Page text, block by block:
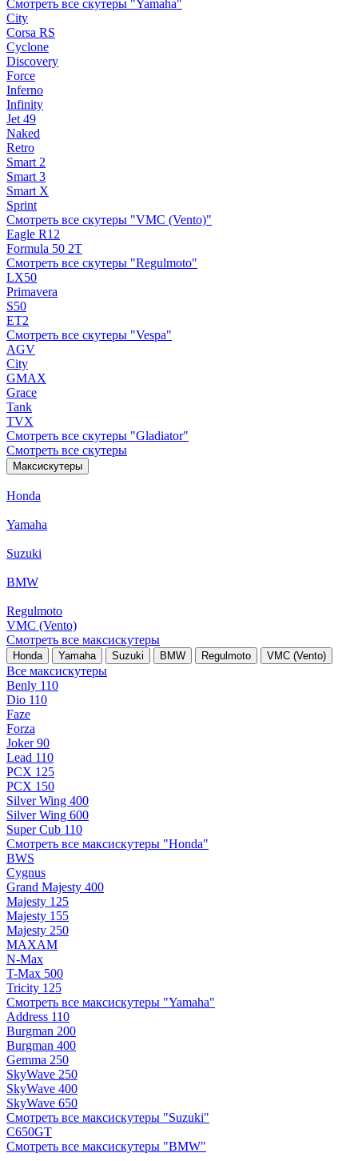
Смотреть все скутеры "Yamaha"
City
Corsa RS
Cyclone
Discovery
Force
Inferno
Infinity
Jet 49
Naked
Retro
Smart 2
Smart 3
Smart X
Sprint
Смотреть все скутеры "VMC (Vento)"
Eagle R12
Formula 50 2Т
Смотреть все скутеры "Regulmoto"
LX50
Primavera
S50
ET2
Смотреть все скутеры "Vespa"
AGV
City
GMAX
Grace
Tank
TVX
Смотреть все скутеры "Gladiator"
Смотреть все скутеры
Максискутеры
Honda
Yamaha
Suzuki
BMW
Regulmoto
VMC (Vento)
Смотреть все максискутеры
Honda Yamaha Suzuki BMW Regulmoto VMC (Vento)
Все максискутеры
Benly 110
Dio 110
Faze
Forza
Joker 90
Lead 110
PCX 125
PCX 150
Silver Wing 400
Silver Wing 600
Super Cub 110
Смотреть все максискутеры "Honda"
BWS
Cygnus
Grand Majesty 400
Majesty 125
Majesty 155
Majesty 250
MAXAM
N-Max
T-Max 500
Tricity 125
Смотреть все максискутеры "Yamaha"
Address 110
Burgman 200
Burgman 400
Gemma 250
SkyWave 250
SkyWave 400
SkyWave 650
Смотреть все максискутеры "Suzuki"
C650GT
Смотреть все максискутеры "BMW"